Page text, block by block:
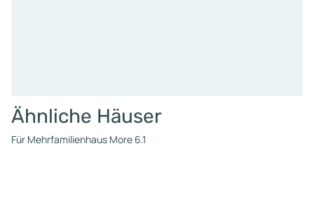
Ähnliche Häuser
Für Mehrfamilienhaus More 6.1